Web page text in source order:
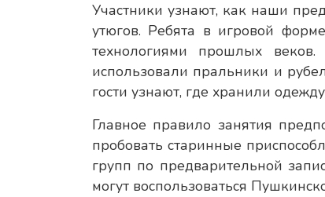
Участники узнают, как наши
утюгов. Ребята в игровой
технологиями прошлых
использовали пральники и
гости узнают, где хранили
Главное правило занятия
пробовать старинные
групп по предварительной
могут воспользоваться